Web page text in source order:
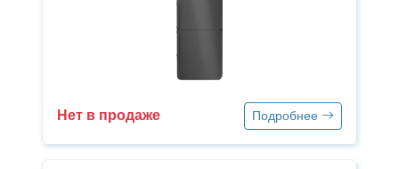
Нет в продаже Подробнее